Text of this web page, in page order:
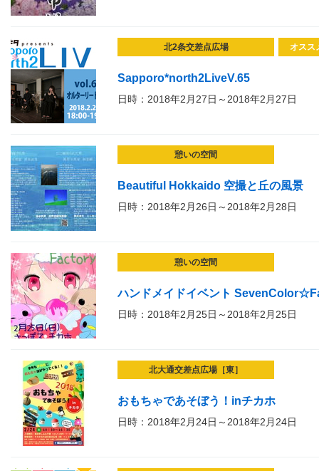
北2条交差点広場 オスス
Sapporo*north2LiveV.65
日時：2018年2月27日～2018年2月27日
憩いの空間
Beautiful Hokkaido 空撮と丘の風景
日時：2018年2月26日～2018年2月28日
憩いの空間
ハンドメイドイベント
日時：2018年2月25日～2018年2月25日
北大通交差点広場［東］
おもちゃであそぼう！inチカホ
日時：2018年2月24日～2018年2月24日